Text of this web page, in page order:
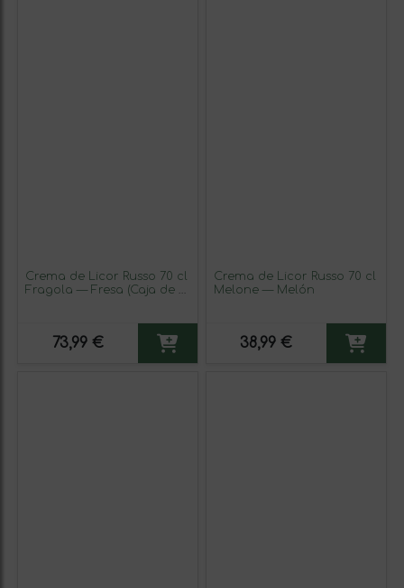
Crema de Licor Russo 70 cl
Fragola — Fresa (Caja de 3
73,99 €
Crema de Licor Russo 70 cl
Melone — Melón
38,99 €